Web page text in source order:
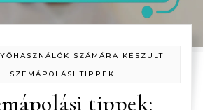
SZÁMÁRA KÉSZÜLT
SZEMÁPOLÁSI TIPPEK
tippek: